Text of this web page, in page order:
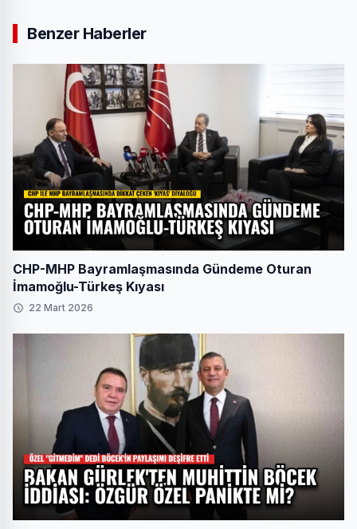
Benzer Haberler
CHP-MHP Bayramlaşmasında Gündeme Oturan
İmamoğlu-Türkeş Kıyası
22 Mart 2026